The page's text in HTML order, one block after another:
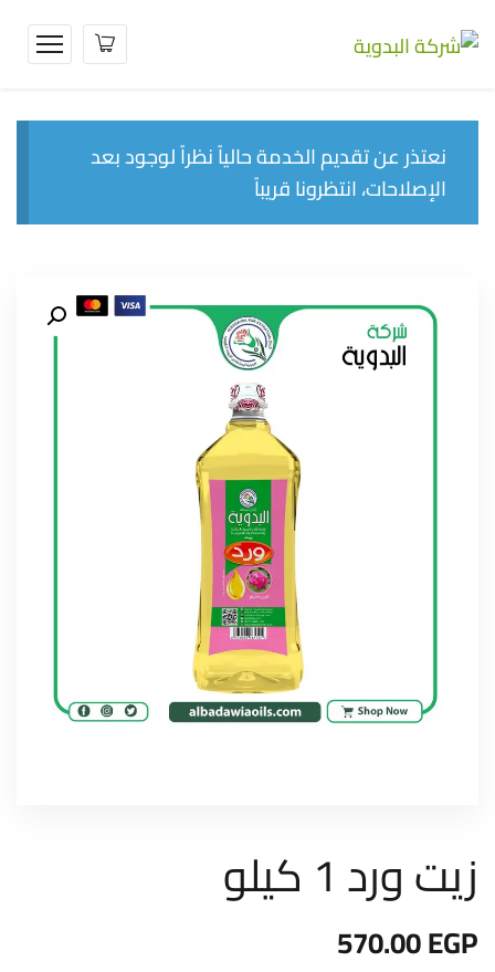
نعتذر عن تقديم الخدمة حالياً نظراً لوجود بعد
الإصلاحات، انتظرونا قريباً
زيت ورد 1 كيلو
570.00EGP